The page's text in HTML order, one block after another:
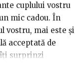
cuplului vostru
mic cadou. În
vostru, mai este și
acceptată de
surprinzi
nou. Astfel, nu